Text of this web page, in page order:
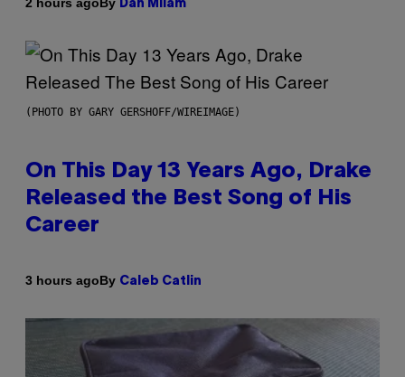
2 hours ago Dan Milam
(PHOTO BY GARY GERSHOFF/WIREIMAGE)
On This Day 13 Years Ago, Drake
Released the Best Song of His
Career
3 hours agoBy Caleb Catlin